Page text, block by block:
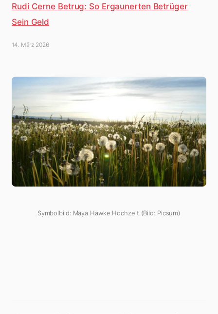
Rudi Cerne Betrug: So Ergaunerten Betrüger
Sein Geld
14. März 2026
Symbolbild: Maya Hawke Hochzeit (Bild: Picsum)